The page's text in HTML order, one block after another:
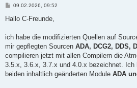
B
i
a
09.02.2026, 09:52
Hallo C-Freunde,
ich habe die modifizierten Quellen auf
mir gepflegten Sourcen ADA, DCG2, DDS,
compilieren jetzt mit allen Compilern die
3.5.x, 3.6.x, 3.7.x und 4.0.x bezeichnet. Ich
beiden inhaltlich geänderten Module ADA